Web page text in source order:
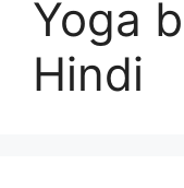
Yoga
Hindi